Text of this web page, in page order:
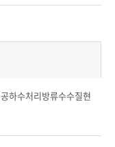
하수처리방류수수질현